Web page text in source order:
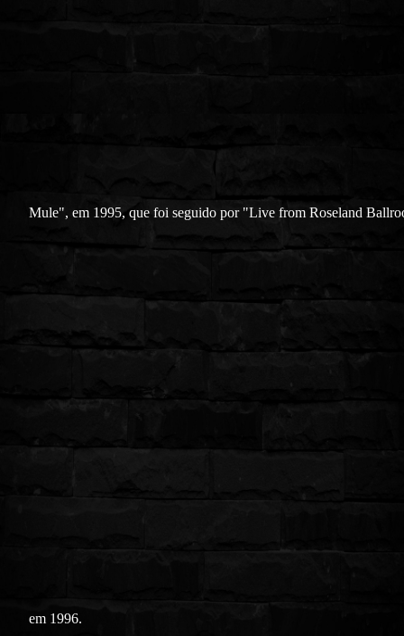
Mule", em 1995, que foi seguido por "Live from Roseland
em 1996.